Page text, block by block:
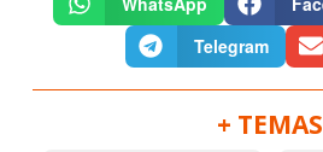
Telegram
+ TEMAS